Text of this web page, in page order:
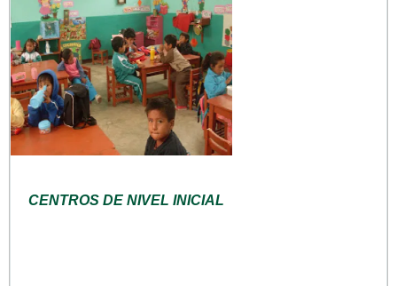
CENTROS DE NIVEL INICIAL